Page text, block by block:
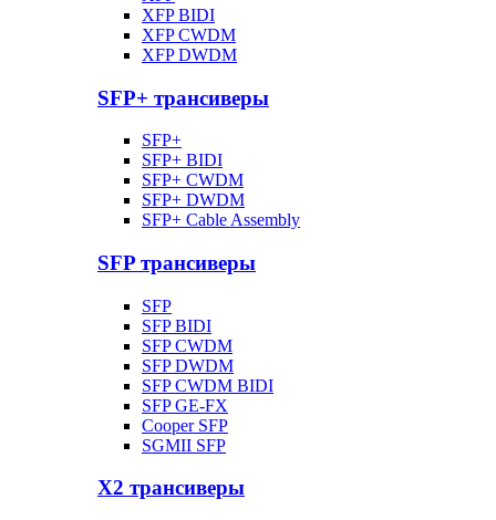
XFP BIDI
XFP CWDM
XFP DWDM
SFP+ трансиверы
SFP+
SFP+ BIDI
SFP+ CWDM
SFP+ DWDM
SFP+ Cable Assembly
SFP трансиверы
SFP
SFP BIDI
SFP CWDM
SFP DWDM
SFP CWDM BIDI
SFP GE-FX
Cooper SFP
SGMII SFP
X2 трансиверы